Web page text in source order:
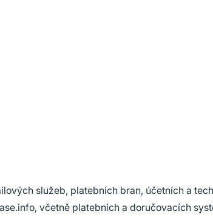
služeb, platebních bran, účetních a
včetně platebních a doručovacích